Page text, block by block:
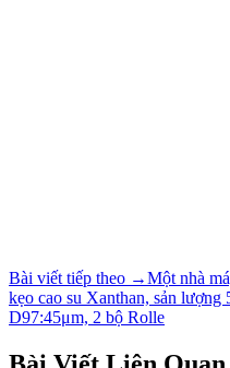
Bài viết tiếp theo →Một nhà
kẹo cao su Xanthan, sản
D97:45μm, 2 bộ Rolle